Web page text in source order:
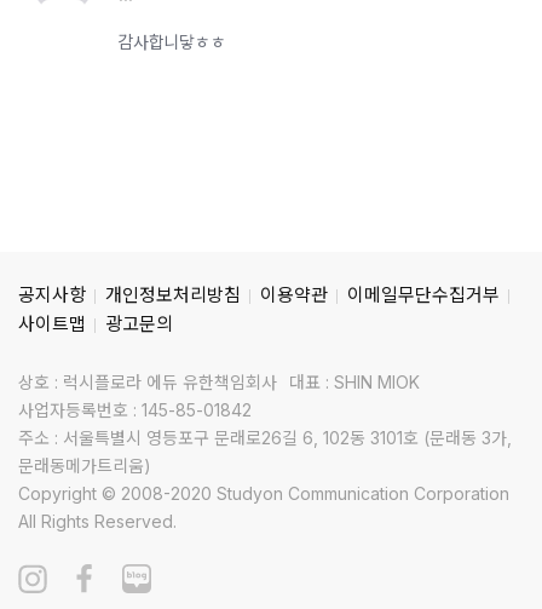
감사합니닿ㅎㅎ
공지사항 개인정보처리방침 이용약관
이메일무단수집거부
사이트맵
광고문의
상호 : 럭시플로라 에듀 유한책임회사
대표 : SHIN MIOK
사업자등록번호 : 145-85-01842
주소 : 서울특별시 영등포구 문래로26길 6, 102동 3101호 (문래동 3가,
문래동메가트리움)
Copyright © 2008-2020 Studyon Communication Corporation
All Rights Reserved.